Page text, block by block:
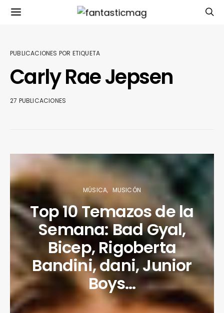
PUBLICACIONES POR ETIQUETA
Carly Rae Jepsen
27 PUBLICACIONES
MÚSICA MUSICÓN
Top 10 Temazos de la
Semana: Bad Gyal,
Bicep, Rigoberta
Bandini, dani, Junior
Boys…